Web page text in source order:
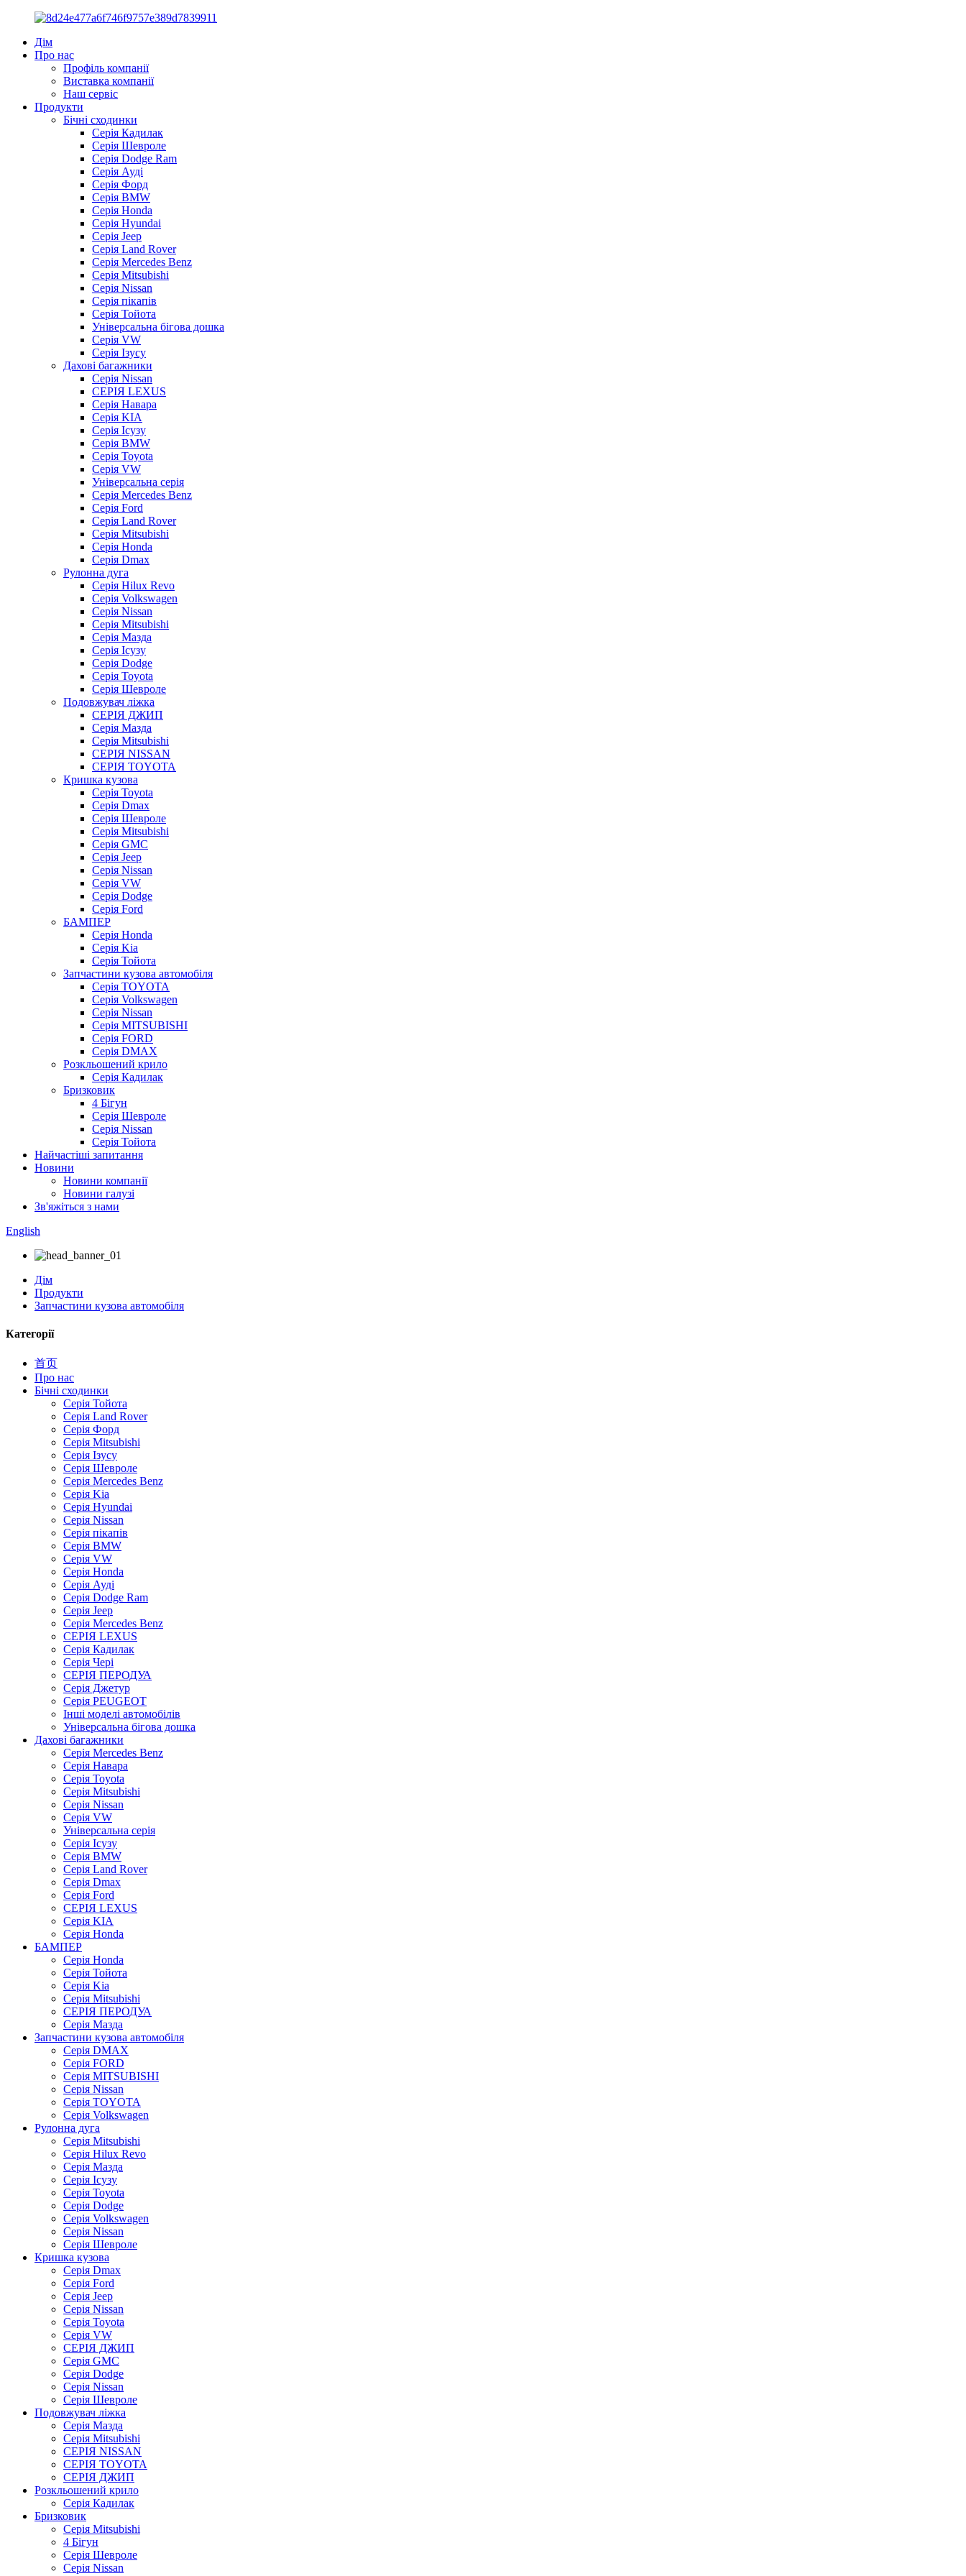
Дім
Про нас
Профіль компанії
Виставка компанії
Наш сервіс
Продукти
Бічні сходинки
Серія Кадилак
Серія Шевроле
Серія Dodge Ram
Серія Ауді
Серія Форд
Серія BMW
Серія Honda
Серія Hyundai
Серія Jeep
Серія Land Rover
Серія Mercedes Benz
Серія Mitsubishi
Серія Nissan
Серія пікапів
Серія Тойота
Універсальна бігова дошка
Серія VW
Серія Ізусу
Дахові багажники
Серія Nissan
СЕРІЯ LEXUS
Серія Навара
Серія KIA
Серія Ісузу
Серія BMW
Серія Toyota
Серія VW
Універсальна серія
Серія Mercedes Benz
Серія Ford
Серія Land Rover
Серія Mitsubishi
Серія Honda
Серія Dmax
Рулонна дуга
Серія Hilux Revo
Серія Volkswagen
Серія Nissan
Серія Mitsubishi
Серія Мазда
Серія Ісузу
Серія Dodge
Серія Toyota
Серія Шевроле
Подовжувач ліжка
СЕРІЯ ДЖИП
Серія Мазда
Серія Mitsubishi
СЕРІЯ NISSAN
СЕРІЯ TOYOTA
Кришка кузова
Серія Toyota
Серія Dmax
Серія Шевроле
Серія Mitsubishi
Серія GMC
Серія Jeep
Серія Nissan
Серія VW
Серія Dodge
Серія Ford
БАМПЕР
Серія Honda
Серія Kia
Серія Тойота
Запчастини кузова автомобіля
Серія TOYOTA
Серія Volkswagen
Серія Nissan
Серія MITSUBISHI
Серія FORD
Серія DMAX
Розкльошений крило
Серія Кадилак
Бризковик
4 Бігун
Серія Шевроле
Серія Nissan
Серія Тойота
Найчастіші запитання
Новини
Новини компанії
Новини галузі
Зв'яжіться з нами
English
Дім
Продукти
Запчастини кузова автомобіля
Категорії
首页
Про нас
Бічні сходинки
Серія Тойота
Серія Land Rover
Серія Форд
Серія Mitsubishi
Серія Ізусу
Серія Шевроле
Серія Mercedes Benz
Серія Kia
Серія Hyundai
Серія Nissan
Серія пікапів
Серія BMW
Серія VW
Серія Honda
Серія Ауді
Серія Dodge Ram
Серія Jeep
Серія Mercedes Benz
СЕРІЯ LEXUS
Серія Кадилак
Серія Чері
СЕРІЯ ПЕРОДУА
Серія Джетур
Серія PEUGEOT
Інші моделі автомобілів
Універсальна бігова дошка
Дахові багажники
Серія Mercedes Benz
Серія Навара
Серія Toyota
Серія Mitsubishi
Серія Nissan
Серія VW
Універсальна серія
Серія Ісузу
Серія BMW
Серія Land Rover
Серія Dmax
Серія Ford
СЕРІЯ LEXUS
Серія KIA
Серія Honda
БАМПЕР
Серія Honda
Серія Тойота
Серія Kia
Серія Mitsubishi
СЕРІЯ ПЕРОДУА
Серія Мазда
Запчастини кузова автомобіля
Серія DMAX
Серія FORD
Серія MITSUBISHI
Серія Nissan
Серія TOYOTA
Серія Volkswagen
Рулонна дуга
Серія Mitsubishi
Серія Hilux Revo
Серія Мазда
Серія Ісузу
Серія Toyota
Серія Dodge
Серія Volkswagen
Серія Nissan
Серія Шевроле
Кришка кузова
Серія Dmax
Серія Ford
Серія Jeep
Серія Nissan
Серія Toyota
Серія VW
СЕРІЯ ДЖИП
Серія GMC
Серія Dodge
Серія Nissan
Серія Шевроле
Подовжувач ліжка
Серія Мазда
Серія Mitsubishi
СЕРІЯ NISSAN
СЕРІЯ TOYOTA
СЕРІЯ ДЖИП
Розкльошений крило
Серія Кадилак
Бризковик
Серія Mitsubishi
4 Бігун
Серія Шевроле
Серія Nissan